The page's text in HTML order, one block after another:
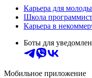
Карьера для
Школа
Карьера в
Боты для
Мобильное приложение